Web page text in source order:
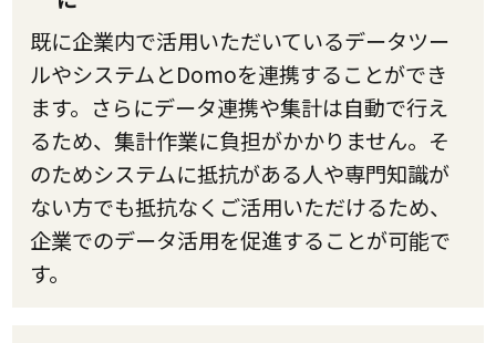
既に企業内で活用いただいているデータツー
ルやシステムとDomoを連携することができ
ます。さらにデータ連携や集計は自動で行え
るため、集計作業に負担がかかりません。そ
のためシステムに抵抗がある人や専門知識が
ない方でも抵抗なくご活用いただけるため、
企業でのデータ活用を促進することが可能で
す。